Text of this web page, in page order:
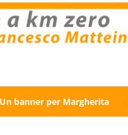
Un banner per Margherita